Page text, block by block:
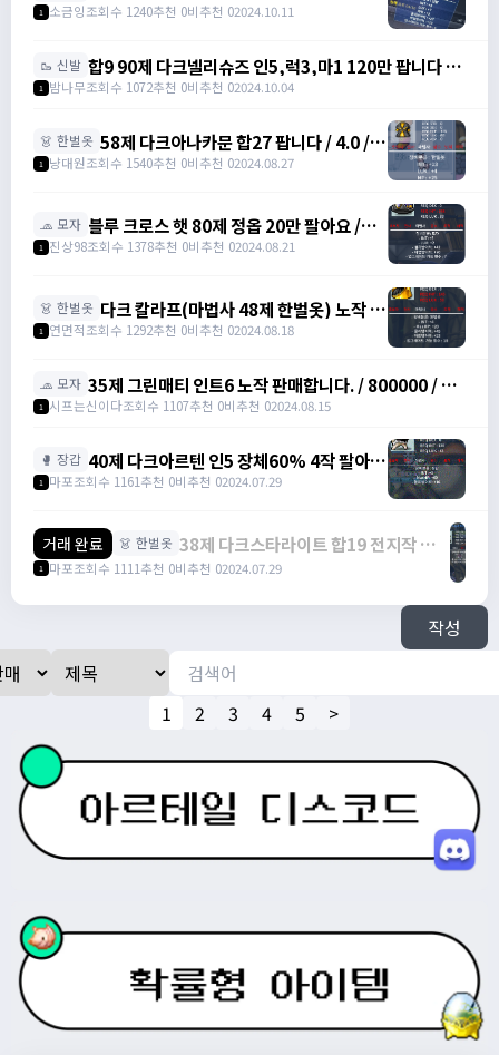
피스샌들 럭7 인3 마3 합마13 /
https://open.kakao.com/o/syXh5TNg
1 소금잉조회수 1240추천 0비추천 02024.10.11
🥾 신발 합9 90제 다크넬리슈즈 인5,럭3,마1 120만 팝니다 /
120만 / https://artale.one/post/write?
1 밤나무조회수 1072추천 0비추천 02024.10.04
👗 한벌옷 58제 다크아나카문 합27 팝니다 / 4.0 /
인23 럭4 전지 /
https://open.kakao.com/o/s8BgatLg
1 냥대원조회수 1540추천 0비추천 02024.08.27
🧢 모자 블루 크로스 햇 80제 정옵 20만 팔아요 /
200000 / 블루 크로스 햇 80제 정옵 20만
1 진상98조회수 1378추천 0비추천 02024.08.21
👗 한벌옷 다크 칼라프(마법사 48제 한벌옷) 노작 /
인트4 / 18만에 팝니다. / 180,000 /
https://open.kakao.com/o/s0DLJJJg
1 연면적조회수 1292추천 0비추천 02024.08.18
🧢 모자 35제 그린매티 인트6 노작 판매합니다. / 800000 / 그
린매티 / 카카오톡 오픈채팅을 시작해 보세요. 링크를 선
https://open.kakao.com/o/sAamp6Ig
1 시프는신이다조회수 1107추천 0비추천 02024.08.15
🥊 장갑 40제 다크아르텐 인5 장체60% 4작 팔아요
/ 4,500,000 / 40제 다크아르텐 인5 장체
1 마포조회수 1161추천 0비추천 02024.07.29
거래 완료 👗 한벌옷 38제 다크스타라이트 합19 전지작 팔
아요 / 35,000,000 / 38제 다크스타라
https://open.kakao.com/o/sbbhNgfg
1 마포조회수 1111추천 0비추천 02024.07.29
작성
1 2 3 4 5 >